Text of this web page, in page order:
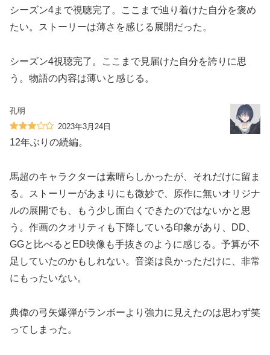
シーズン4まで視聴完了。ここまで辿り着けた自分を褒め
たい。ストーリーは薄さを感じる展開だった。
シーズン4視聴完了。ここまで見届けた自分を誇りに思
う。物語の内容は薄いと感じる。
孔明
2023年3月24日
12年ぶりの続編。
馬超のキャラクターは素晴らしかったが、それだけに留ま
る。ストーリーがあまりにも微妙で、原作に無いオリジナ
ルの展開でも、もう少し面白くできたのではないかと思
う。作画のクオリティも下降している印象があり、DD、
GGと比べるとED映像も手抜きのように感じる。予算が不
足していたのかもしれない。音楽は良かっただけに、非常
にもったいない。
典偉の弓矢爆弾がランボーより強力に見えたのは思わず笑
ってしまった。